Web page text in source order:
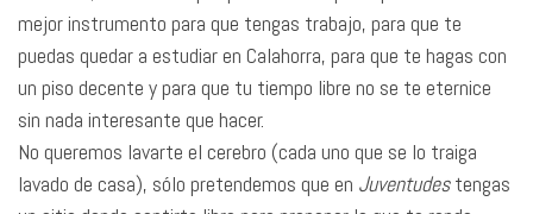
mejor instrumento para que tengas trabajo, para que te
puedas quedar a estudiar en Calahorra, para que te hagas con
un piso decente y para que tu tiempo libre no se te eternice
sin nada interesante que hacer.
No queremos lavarte el cerebro (cada uno que se lo traiga
lavado de casa), sólo pretendemos que en Juventudestengas